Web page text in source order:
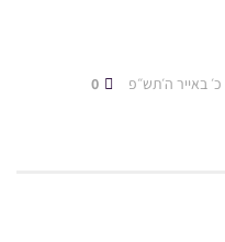
כ׳ באייר ה׳תש״פ